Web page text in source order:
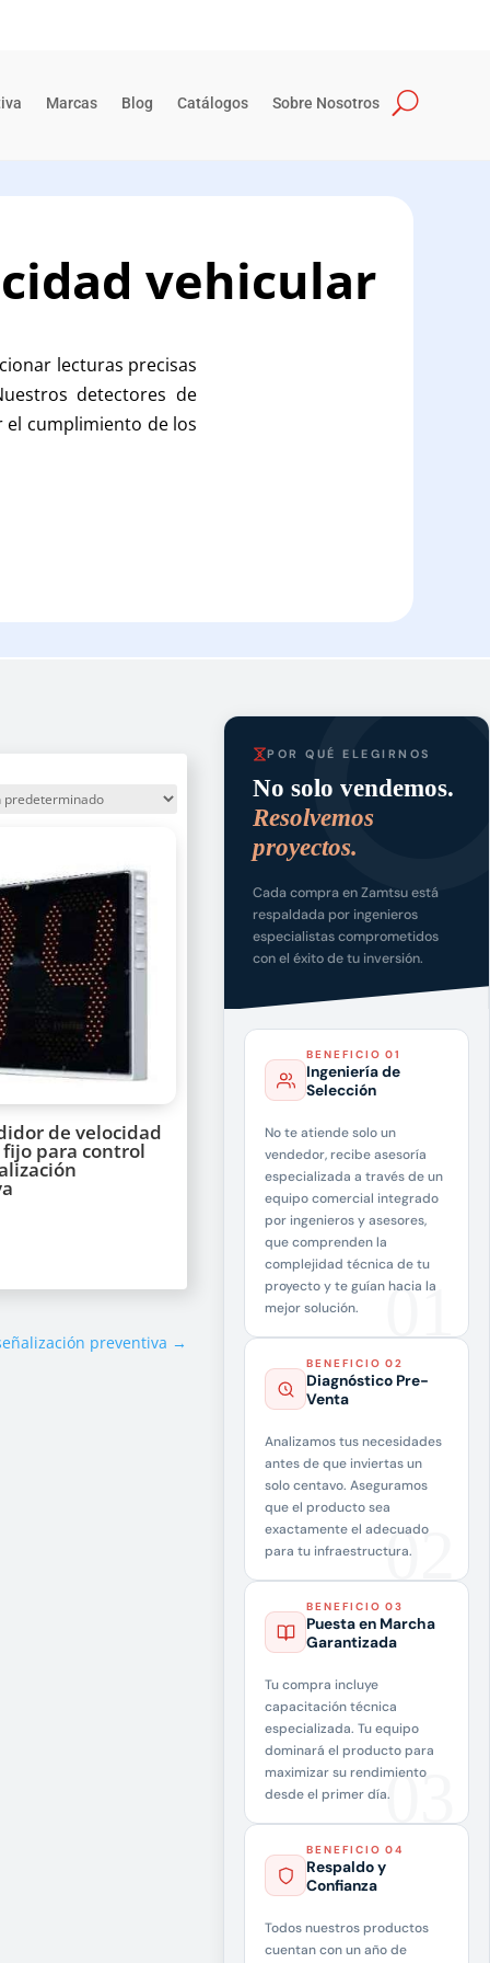
Marcas Blog Catálogos Sobre Nosotros
vehicular
lecturas precisas
detectores de
el cumplimiento de los
de velocidad
para control
preventiva →
POR QUÉ ELEGIRNOS
No solo vendemos.
Resolvemos
proyectos.
Cada compra en Zamtsu está
respaldada por ingenieros
especialistas comprometidos
con el éxito de tu inversión.
BENEFICIO 01
Ingeniería de
Selección
No te atiende solo un
vendedor, recibe asesoría
especializada a través de un
equipo comercial integrado
por ingenieros y asesores,
que comprenden la
complejidad técnica de tu
proyecto y te guían hacia la
mejor solución.
BENEFICIO 02
Diagnóstico Pre-
Venta
Analizamos tus necesidades
antes de que inviertas un
solo centavo. Aseguramos
que el producto sea
exactamente el adecuado
para tu infraestructura.
BENEFICIO 03
Puesta en Marcha
Garantizada
Tu compra incluye
capacitación técnica
especializada. Tu equipo
dominará el producto para
maximizar su rendimiento
desde el primer día.
BENEFICIO 04
Respaldo y
Confianza
Todos nuestros productos
cuentan con un año de